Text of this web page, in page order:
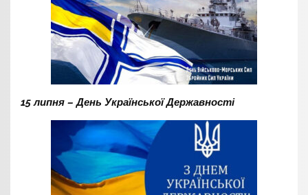
15 липня – День Української Державності